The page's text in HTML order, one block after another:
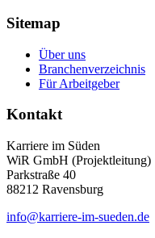
Sitemap
Über uns
Branchenverzeichnis
Für Arbeitgeber
Kontakt
Karriere im Süden
WiR GmbH (Projektleitung)
Parkstraße 40
88212 Ravensburg
info@karriere-im-sueden.de